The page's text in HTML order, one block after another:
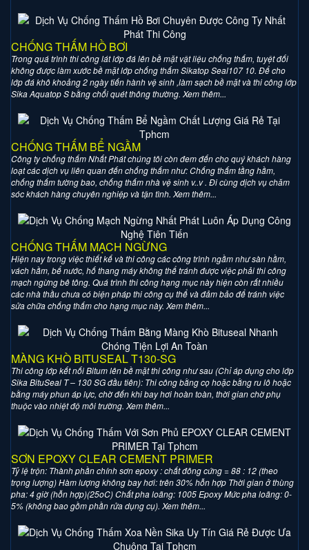
CHỐNG THẤM HỒ BƠI
Trong quá trình thi công lát lớp đá lên bề mặt vật liệu chống thấm, tuyệt đối
không được làm xước bề mặt lớp chống thấm Sikatop Seal107 10. Để cho
lớp đá khô khoảng 2 ngày tiến hành vệ sinh ,làm sạch bề mặt và thi công lớp
Sika Aquatop S bằng chổi quét thông thường. Xem thêm...
CHỐNG THẤM BỂ NGẦM
Công ty chống thấm Nhất Phát chúng tôi còn đem đến cho quý khách hàng
loạt các dịch vụ liên quan đến chống thấm như: Chống thấm tầng hầm,
chống thấm tường bao, chống thấm nhà vệ sinh v..v . Đi cùng dịch vụ chăm
sóc khách hàng chuyên nghiệp và tận tình. Xem thêm...
CHỐNG THẤM MẠCH NGỪNG
Hiện nay trong việc thiết kế và thi công các công trình ngầm như sàn hầm,
vách hầm, bể nước, hố thang máy không thể tránh được việc phải thi công
mạch ngừng bê tông. Quá trình thi công hạng mục này hiện còn rất nhiều
các nhà thầu chưa có biện pháp thi công cụ thể và đảm bảo để tránh việc
sửa chữa chống thấm cho hạng mục này. Xem thêm...
MÀNG KHÒ BITUSEAL T130-SG
Thi công lớp kết nối Bitum lên bề mặt thi công như sau (Chỉ áp dụng cho lớp
Sika BituSeal T – 130 SG đầu tiên): Thi công bằng cọ hoặc bằng ru lô hoặc
bằng máy phun áp lực, chờ đến khi bay hơi hoàn toàn, thời gian chờ phụ
thuộc vào nhiệt độ môi trường. Xem thêm...
SƠN EPOXY CLEAR CEMENT PRIMER
Tỷ lệ trộn: Thành phần chính sơn epoxy : chất đông cứng = 88 : 12 (theo
trọng lượng) Hàm lượng không bay hơi: trên 30% hỗn hợp Thời gian ở thùng
pha: 4 giờ (hỗn hợp)(25oC) Chất pha loãng: 1005 Epoxy Mức pha loãng: 0-
5% (không bao gồm phần rửa dụng cụ). Xem thêm...